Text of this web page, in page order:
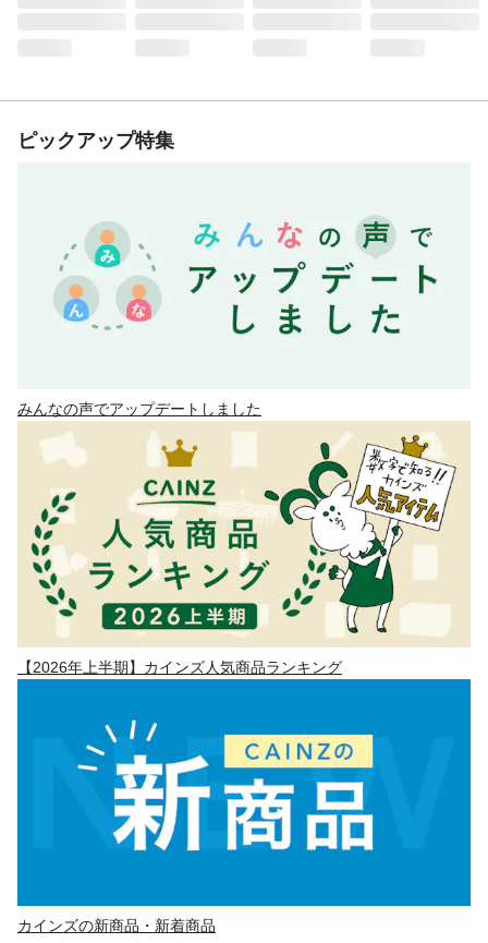
ピックアップ特集
みんなの声でアップデートしました
【2026年上半期】カインズ人気商品ランキング
カインズの新商品・新着商品